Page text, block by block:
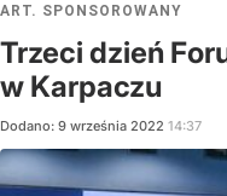
ART. SPONSOROWANY
Trzeci dzień
w Karpaczu
Dodano: 9 września 2022 14:37